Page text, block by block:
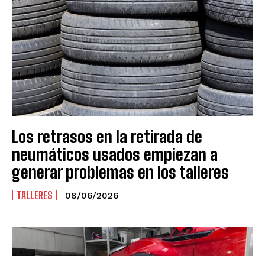
Los retrasos en la retirada de
neumáticos usados empiezan a
generar problemas en los talleres
TALLERES 08/06/2026